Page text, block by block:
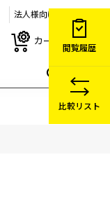
法人様向け
カート
閲覧履歴
比較リスト